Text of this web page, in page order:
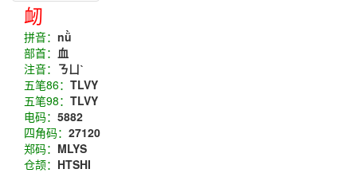
衂
拼音： nǜ
部首： 血
注音： ㄋㄩˋ
五笔86： TLVY
五笔98： TLVY
电码： 5882
四角码： 27120
郑码： MLYS
仓颉： HTSHI